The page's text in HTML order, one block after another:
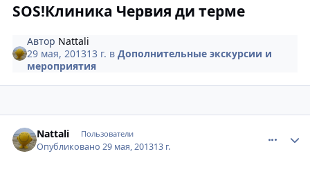
SOS!Клиника Червия ди терме
Автор Nattali
29 мая, 201313 г. вДополнительные экскурсии и
мероприятия
Nattali Пользователи
Опубликовано29 мая, 201313 г.